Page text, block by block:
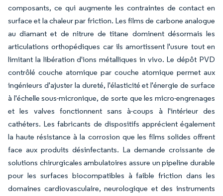
composants, ce qui augmente les contraintes de contact en
surface et la chaleur par friction. Les films de carbone analogue
au diamant et de nitrure de titane dominent désormais les
articulations orthopédiques car ils amortissent l'usure tout en
limitant la libération d'ions métalliques in vivo. Le dépôt PVD
contrôlé couche atomique par couche atomique permet aux
ingénieurs d'ajuster la dureté, l'élasticité et l'énergie de surface
à l'échelle sous-micronique, de sorte que les micro-engrenages
et les valves fonctionnent sans à-coups à l'intérieur des
cathéters. Les fabricants de dispositifs apprécient également
la haute résistance à la corrosion que les films solides offrent
face aux produits désinfectants. La demande croissante de
solutions chirurgicales ambulatoires assure un pipeline durable
pour les surfaces biocompatibles à faible friction dans les
domaines cardiovasculaire, neurologique et des instruments